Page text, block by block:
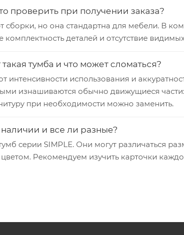
проверить при получении заказа?
но она стандартна для мебели. В
комплектность деталей и отсутствие
тумба и что может сломаться?
интенсивности использования и
изнашиваются обычно движущиеся
при необходимости можно заменить.
и все ли разные?
серии SIMPLE. Они могут различаться
Рекомендуем изучить карточки